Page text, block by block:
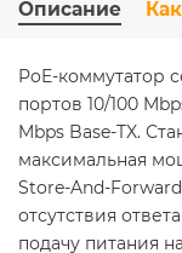
Описание
PoE-коммутатор
портов 10/100
Mbps Base-TX.
максимальная
Store-And-
отсутствия
подачу питания